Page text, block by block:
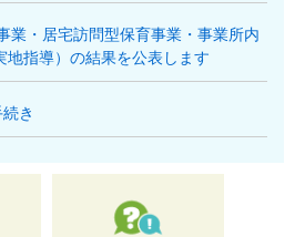
業・居宅訪問型保育事業・事業所内
地指導）の結果を公表します
き